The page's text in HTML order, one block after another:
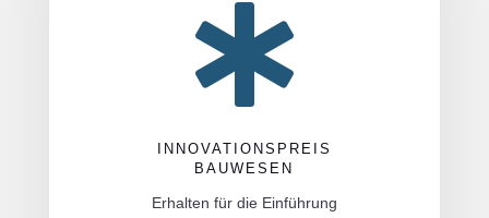

INNOVATIONSPREIS
BAUWESEN
Erhalten für die Einführung